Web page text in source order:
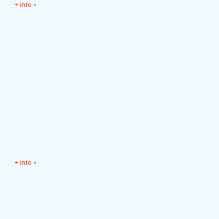
+ info »
+ info »